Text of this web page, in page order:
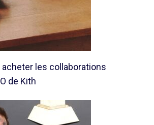
les collaborations
de Kith